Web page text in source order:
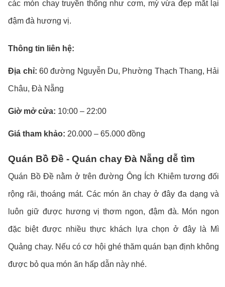
các món chay truyền thống như cơm, mỳ vừa đẹp mắt lại
đậm đà hương vị.
Thông tin liên hệ:
Địa chỉ: 60 đường Nguyễn Du, Phường Thạch Thang, Hải
Châu, Đà Nẵng
Giờ mở cửa: 10:00 – 22:00
Giá tham khảo: 20.000 – 65.000 đồng
Quán Bồ Đề - Quán chay Đà Nẵng dễ tìm
Quán Bồ Đề nằm ở trên đường Ông Ích Khiêm tương đối
rộng rãi, thoáng mát. Các món ăn chay ở đây đa dạng và
luôn giữ được hương vị thơm ngon, đậm đà. Món ngon
đặc biệt được nhiều thực khách lựa chọn ở đây là Mì
Quảng chay. Nếu có cơ hội ghé thăm quán bạn định không
được bỏ qua món ăn hấp dẫn này nhé.